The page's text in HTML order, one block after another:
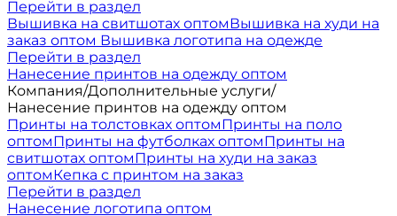
Перейти в раздел
Вышивка на свитшотах оптомВышивка на худи на
заказ оптом Вышивка логотипа на одежде
Перейти в раздел
Нанесение принтов на одежду оптом
Компания/Дополнительные услуги/
Нанесение принтов на одежду оптом
Принты на толстовках оптомПринты на поло
оптомПринты на футболках оптомПринты на
свитшотах оптомПринты на худи на заказ
оптомКепка с принтом на заказ
Перейти в раздел
Нанесение логотипа оптом